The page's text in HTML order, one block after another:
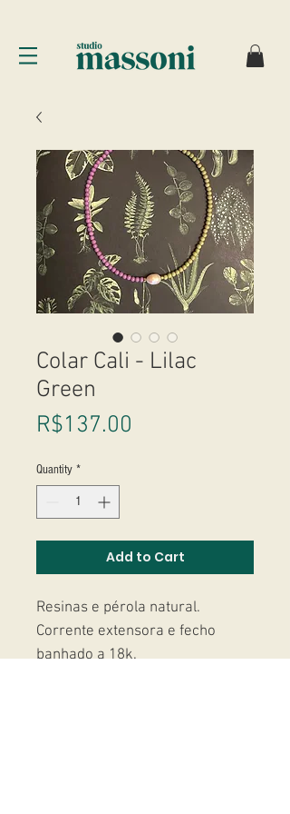
Colar Cali - Lilac
Green
R$137.00
Quantity *
Add to Cart
Resinas e pérola natural.
Corrente extensora e fecho
banhado a 18k.